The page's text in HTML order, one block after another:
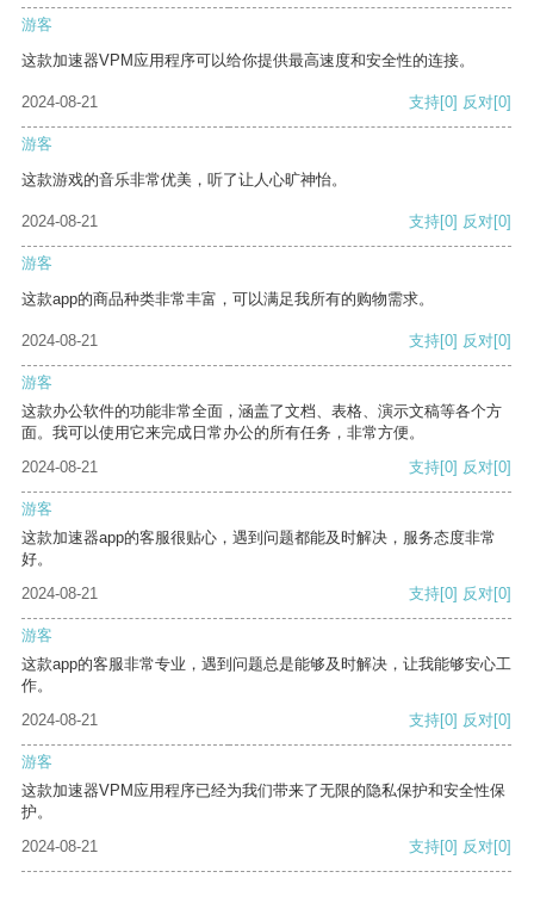
游客
这款加速器VPM应用程序可以给你提供最高速度和安全性的连接。
2024-08-21 支持[0] 反对[0]
游客
这款游戏的音乐非常优美，听了让人心旷神怡。
2024-08-21 支持[0] 反对[0]
游客
这款app的商品种类非常丰富，可以满足我所有的购物需求。
2024-08-21 支持[0] 反对[0]
游客
这款办公软件的功能非常全面，涵盖了文档、表格、演示文稿等各个方
面。我可以使用它来完成日常办公的所有任务，非常方便。
2024-08-21
支持[0] 反对[0]
游客
这款加速器app的客服很贴心，遇到问题都能及时解决，服务态度非常
好。
2024-08-21
支持[0] 反对[0]
游客
这款app的客服非常专业，遇到问题总是能够及时解决，让我能够安心工
作。
2024-08-21
支持[0] 反对[0]
游客
这款加速器VPM应用程序已经为我们带来了无限的隐私保护和安全性保
护。
2024-08-21
支持[0] 反对[0]